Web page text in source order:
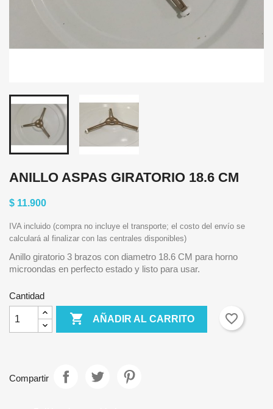
ANILLO ASPAS GIRATORIO 18.6 CM
$ 11.900
IVA incluido (compra no incluye el transporte; el costo del envío se
calculará al finalizar con las centrales disponibles)
Anillo giratorio 3 brazos con diametro 18.6 CM para horno
microondas en perfecto estado y listo para usar.
Cantidad
 AÑADIR AL CARRITO favorite_border
Compartir